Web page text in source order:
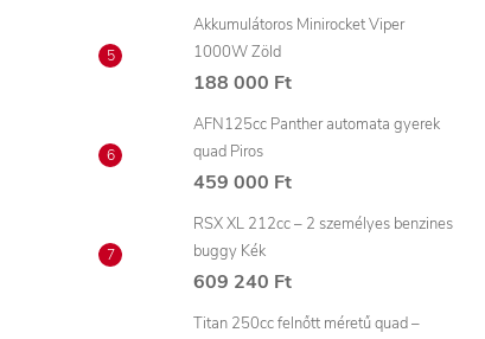
Akkumulátoros Minirocket Viper
1000W Zöld
188 000 Ft
AFN125cc Panther automata gyerek
quad Piros
459 000 Ft
RSX XL 212cc – 2 személyes benzines
buggy Kék
609 240 Ft
Titan 250cc felnőtt méretű quad –